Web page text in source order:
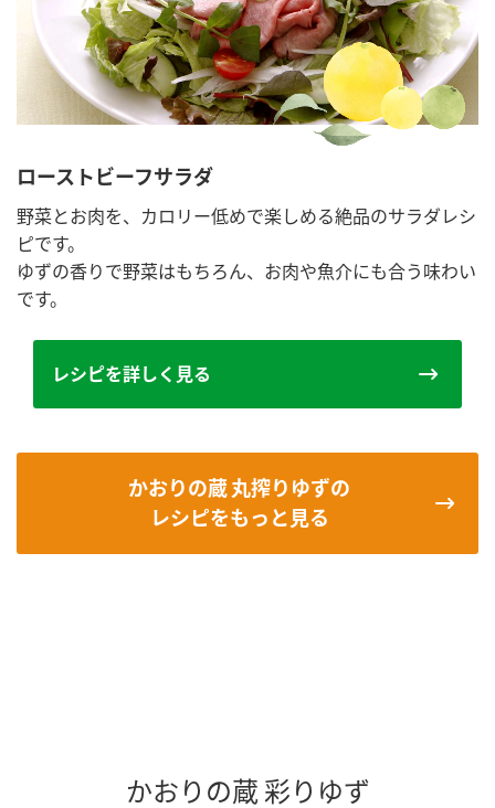
ローストビーフサラダ
野菜とお肉を、カロリー低めで楽しめる絶品のサラダレシ
ピです。
ゆずの香りで野菜はもちろん、お肉や魚介にも合う味わい
です。
レシピを詳しく見る
かおりの蔵 丸搾りゆずの
レシピをもっと見る
かおりの蔵 彩りゆず